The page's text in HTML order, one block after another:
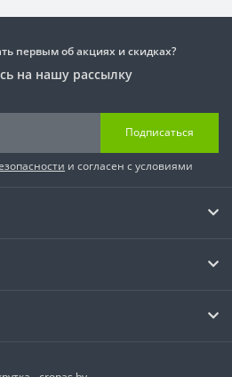
первым об акциях и скидках?
на нашу рассылку
Подписаться
и согласен с условиями